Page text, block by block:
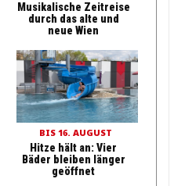
Musikalische Zeitreise
durch das alte und
neue Wien
BIS 16. AUGUST
Hitze hält an: Vier
Bäder bleiben länger
geöffnet